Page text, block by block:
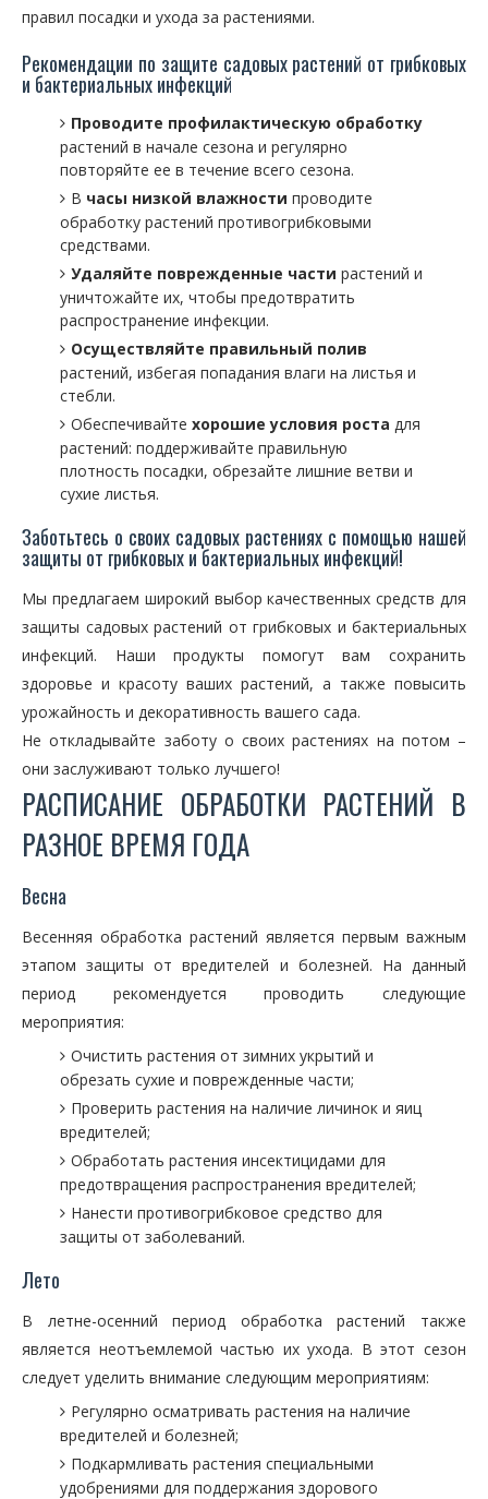
правил посадки и ухода за растениями.
Рекомендации по защите садовых растений от грибковых
и бактериальных инфекций
Проводите профилактическую обработку
растений в начале сезона и регулярно
повторяйте ее в течение всего сезона.
В часы низкой влажности проводите
обработку растений противогрибковыми
средствами.
Удаляйте поврежденные части растений и
уничтожайте их, чтобы предотвратить
распространение инфекции.
Осуществляйте правильный полив
растений, избегая попадания влаги на листья и
стебли.
Обеспечивайте хорошие условия роста для
растений: поддерживайте правильную
плотность посадки, обрезайте лишние ветви и
сухие листья.
Заботьтесь о своих садовых растениях с помощью нашей
защиты от грибковых и бактериальных инфекций!
Мы предлагаем широкий выбор качественных средств для
защиты садовых растений от грибковых и бактериальных
инфекций. Наши продукты помогут вам сохранить
здоровье и красоту ваших растений, а также повысить
урожайность и декоративность вашего сада.
Не откладывайте заботу о своих растениях на потом –
они заслуживают только лучшего!
РАСПИСАНИЕ ОБРАБОТКИ РАСТЕНИЙ В
РАЗНОЕ ВРЕМЯ ГОДА
Весна
Весенняя обработка растений является первым важным
этапом защиты от вредителей и болезней. На данный
период рекомендуется проводить следующие
мероприятия:
Очистить растения от зимних укрытий и
обрезать сухие и поврежденные части;
Проверить растения на наличие личинок и яиц
вредителей;
Обработать растения инсектицидами для
предотвращения распространения вредителей;
Нанести противогрибковое средство для
защиты от заболеваний.
Лето
В летне-осенний период обработка растений также
является неотъемлемой частью их ухода. В этот сезон
следует уделить внимание следующим мероприятиям:
Регулярно осматривать растения на наличие
вредителей и болезней;
Подкармливать растения специальными
удобрениями для поддержания здорового